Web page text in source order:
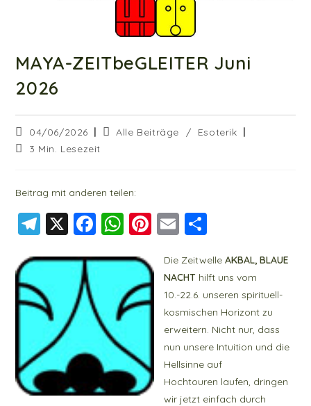
MAYA-ZEITbeGLEITER Juni
2026
Beitrag
veröffentlicht:
04/06/2026
Beitrags-
Alle Beiträge /
Esoterik
Lesedauer:
3 Min. Lesezeit
Beitrag mit anderen teilen:
T
e
g
r
a
m
X
F
c
b
o
o
k
W
at
s
A
p
Pi
er
e
st
E
ai
l
le
n
Die ZeitwelleAKBAL, BLAUE
NACHT hilft uns vom
10.-22.6. unseren spirituell-
kosmischen Horizont zu
erweitern. Nicht nur, dass
nun unsere Intuition und die
Hellsinne auf
Hochtouren laufen, dringen
wir jetzt einfach durch